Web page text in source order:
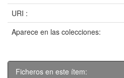
URI :
Aparece en las colecciones:
Ficheros en este ítem: